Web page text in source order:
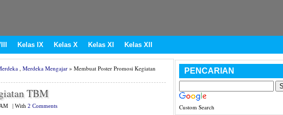
Kelas IX Kelas X Kelas XI Kelas XII
, Merdeka Mengajar» Membuat Poster Promosi Kegiatan
TBM
With 2 Comments
PENCARIAN
Custom Search